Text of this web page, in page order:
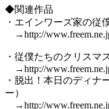
◆関連作品
・エインワーズ家の従
→http://
・従僕たちのクリスマ
→http://
・脱出！本日のディナ
ー）
→http://